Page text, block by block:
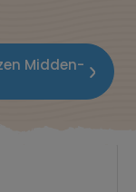
Midden-